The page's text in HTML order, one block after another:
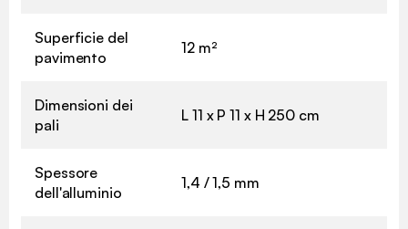
Superficie del
pavimento
12 m²
Dimensioni dei
pali
L 11 x P 11 x H 250 cm
Spessore
dell'alluminio
1,4 / 1,5 mm